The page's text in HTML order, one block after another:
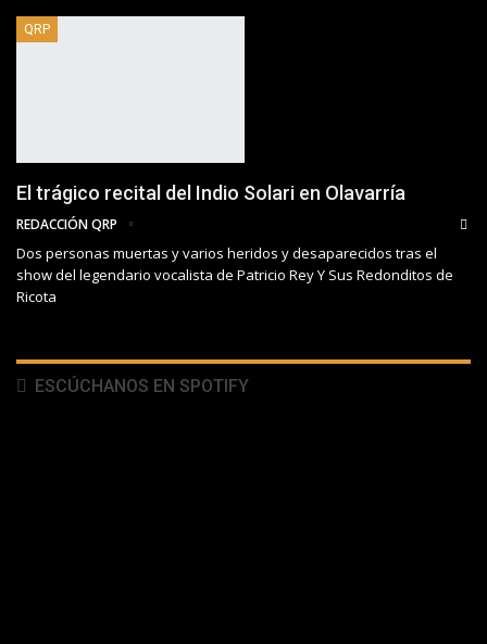
QRP
El trágico recital del Indio Solari en Olavarría
REDACCIÓN QRP
Dos personas muertas y varios heridos y desaparecidos tras el
show del legendario vocalista de Patricio Rey Y Sus Redonditos de
Ricota
ESCÚCHANOS EN SPOTIFY